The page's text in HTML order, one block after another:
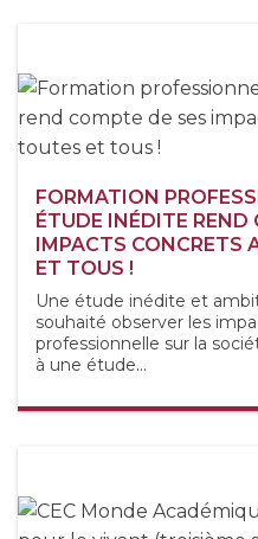
FORMATION
ÉTUDE INÉDITE REND
IMPACTS CONCRETS
ET TOUS !
Une étude inédite et
souhaité observer les
professionnelle sur la
à une étude...